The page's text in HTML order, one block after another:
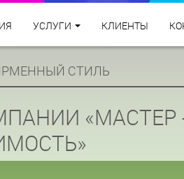
УСЛУГИ КЛИЕНТЫ
СТИЛЬ
«МАСТЕР